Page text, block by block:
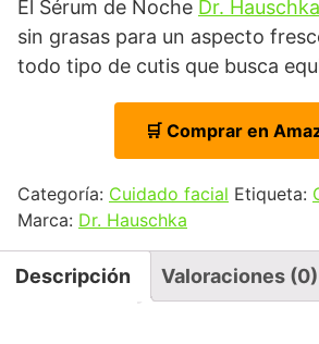
El Sérum de Noche Dr. Hauschka
sin grasas para un aspecto
todo tipo de cutis que busca
🛒 Comprar en
Categoría: Cuidado facial Etiqueta:
Marca: Dr. Hauschka
Descripción Valoraciones (0)